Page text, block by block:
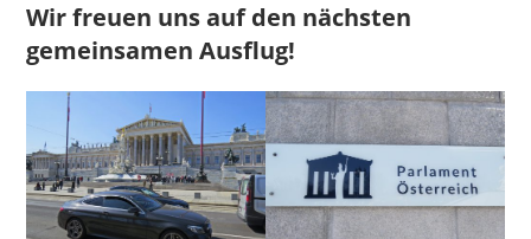
Wir freuen uns auf den nächsten
gemeinsamen Ausflug!